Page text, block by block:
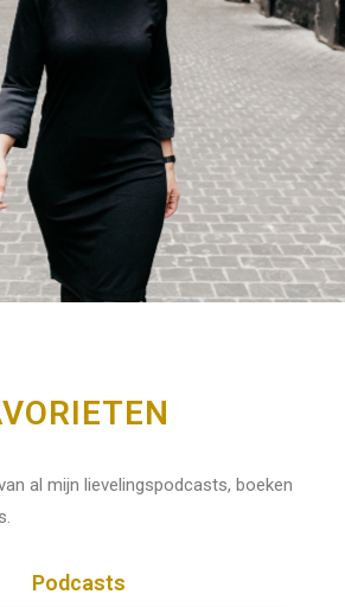
al mijn lievelingspodcasts, boeken
Podcasts